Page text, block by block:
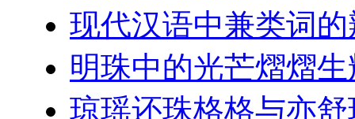
现代汉语中兼类词
明珠中的光芒熠熠生
琼瑶还珠格格与亦